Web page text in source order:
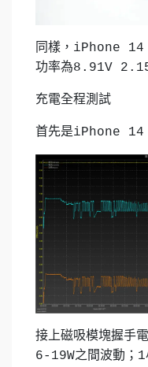
同樣，iPhone
功率為8.91V
充電全程測試
首先是iPhone 14
接上磁吸模塊握手
6-19W之間波動；